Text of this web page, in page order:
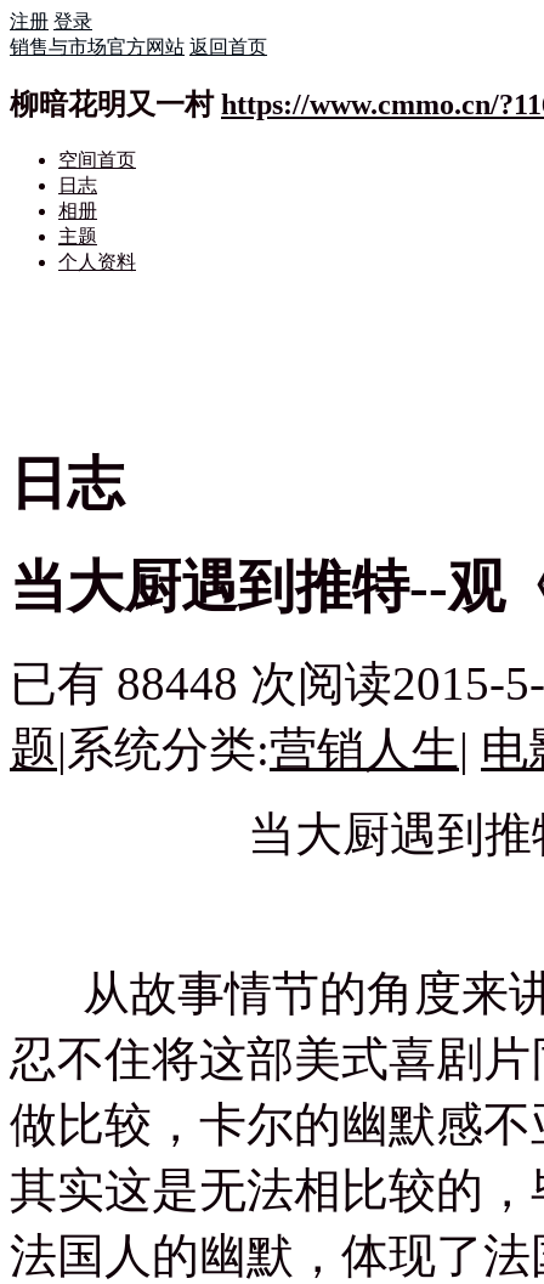
注册 登录
销售与市场官方网站 返回首页
柳暗花明又一村 https://www.cmmo.cn/
空间首页
日志
相册
主题
个人资料
日志
当大厨遇到推特--观
已有 88448 次阅读2015-
题|系统分类:营销人生| 电
当大厨遇到
从故事情节的角度来
忍不住将这部美式喜剧
做比较，卡尔的幽默感
其实这是无法相比较的
法国人的幽默，体现了